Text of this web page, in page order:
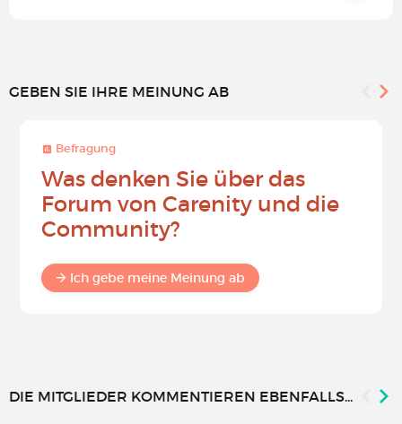
GEBEN SIE IHRE MEINUNG AB
Befragung
Was denken Sie über das
Forum von Carenity und die
Community?
Ich gebe meine Meinung ab
DIE MITGLIEDER KOMMENTIEREN EBENFALLS...